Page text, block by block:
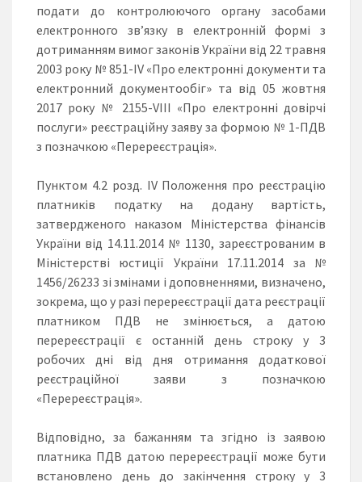
подати до контролюючого органу засобами
електронного зв’язку в електронній формі з
дотриманням вимог законів України від 22 травня
2003 року № 851-IV «Про електронні документи та
електронний документообіг» та від 05 жовтня
2017 року № 2155-VIII «Про електронні довірчі
послуги» реєстраційну заяву за формою № 1-ПДВ
з позначкою «Перереєстрація».
Пунктом 4.2 розд. ІV Положення про реєстрацію
платників податку на додану вартість,
затвердженого наказом Міністерства фінансів
України від 14.11.2014 № 1130, зареєстрованим в
Міністерстві юстиції України 17.11.2014 за №
1456/26233 зі змінами і доповненнями, визначено,
зокрема, що у разі перереєстрації дата реєстрації
платником ПДВ не змінюється, а датою
перереєстрації є останній день строку у 3
робочих дні від дня отримання додаткової
реєстраційної заяви з позначкою
«Перереєстрація».
Відповідно, за бажанням та згідно із заявою
платника ПДВ датою перереєстрації може бути
встановлено день до закінчення строку у 3